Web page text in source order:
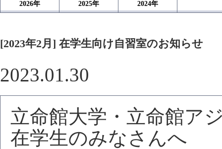
2026年 2025年 2024年
[2023年2月] 在学生向け自習室のお知らせ
2023.01.30
立命館大学・立命館ア
在学生のみなさんへ